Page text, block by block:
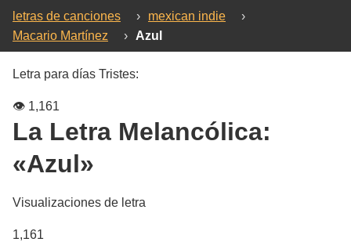
letras de canciones › mexican indie
›
Macario Martínez
› Azul
Letra para días Tristes:
👁️ 1,161
La Letra Melancólica:
«Azul»
Visualizaciones de letra
1,161